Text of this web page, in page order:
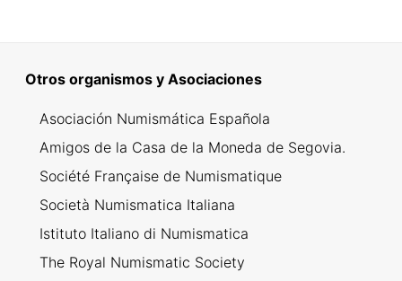
Otros organismos y Asociaciones
Asociación Numismática Española
Amigos de la Casa de la Moneda de Segovia.
Société Française de Numismatique
Società Numismatica Italiana
Istituto Italiano di Numismatica
The Royal Numismatic Society